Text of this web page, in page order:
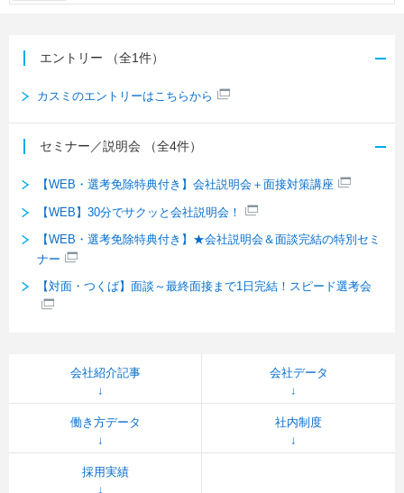
エントリー （全1件）
カスミのエントリーはこちらから
セミナー／説明会 （全4件）
【WEB・選考免除特典付き】会社説明会＋面接対策講座
【WEB】30分でサクッと会社説明会！
【WEB・選考免除特典付き】★会社説明会＆面談完結の特別セミ
ナー
【対面・つくば】面談～最終面接まで1日完結！スピード選考会
会社紹介記事 会社データ
働き方データ 社内制度
採用実績